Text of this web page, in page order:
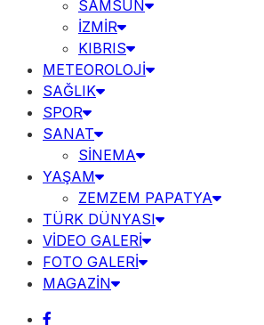
SAMSUN
İZMİR
KIBRIS
METEOROLOJİ
SAĞLIK
SPOR
SANAT
SİNEMA
YAŞAM
ZEMZEM PAPATYA
TÜRK DÜNYASI
VİDEO GALERİ
FOTO GALERİ
MAGAZİN